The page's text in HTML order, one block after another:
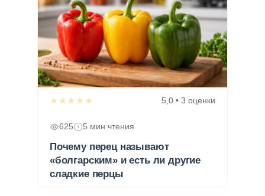
★★★★★ 5,0 • 3 оценки
625 5 мин чтения
Почему перец называют
«болгарским» и есть ли другие
сладкие перцы